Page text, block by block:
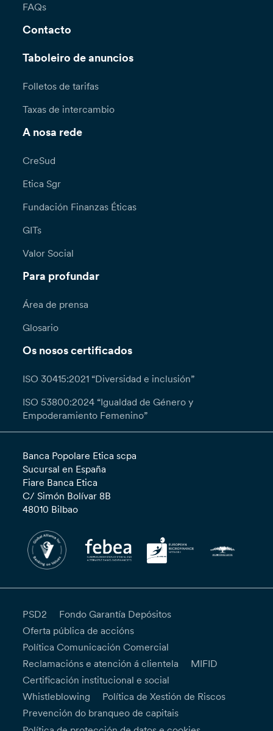
FAQs
Contacto
Taboleiro de anuncios
Folletos de tarifas
Taxas de intercambio
A nosa rede
CreSud
Etica Sgr
Fundación Finanzas Éticas
GITs
Valor Social
Para profundar
Área de prensa
Glosario
Os nosos certificados
ISO 30415:2021 “Diversidad e inclusión”
ISO 53800:2024 “Igualdad de Género y
Empoderamiento Femenino”
Banca Popolare Etica scpa
Sucursal en España
Fiare Banca Etica
C/ Simón Bolívar 8B
48010 Bilbao
PSD2
Fondo Garantía Depósitos
Oferta pública de accións
Política Comunicación Comercial
Reclamacións e atención á clientela
MIFID
Certificación institucional e social
Whistleblowing
Política de Xestión de Riscos
Prevención do branqueo de capitais